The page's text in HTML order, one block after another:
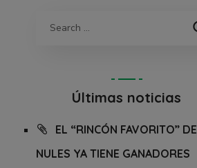
Últimas noticias
EL “RINCÓN FAVORITO” DE
NULES YA TIENE GANADORES